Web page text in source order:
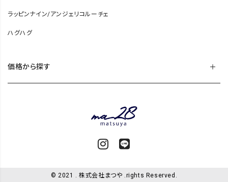
ラッピンナイン/アンジェリコルーチェ
ハグハグ
価格から探す
© 2021 . 株式会社まつや .rights Reserved.